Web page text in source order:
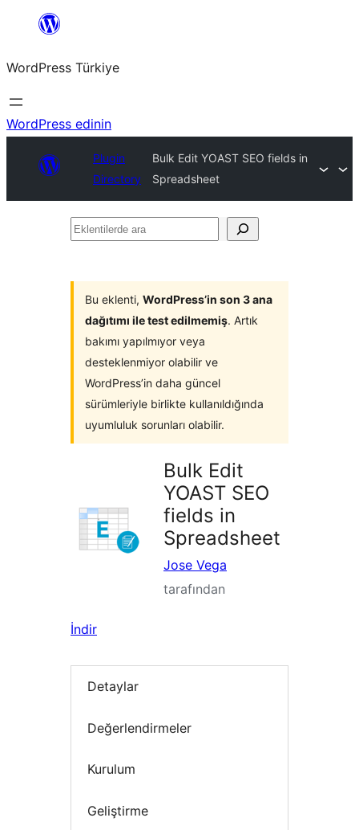
İçeriğe
WordPress Türkiye
WordPress edinin
Plugin
Directory
Bulk Edit YOAST SEO fields in
Spreadsheet
Eklentilerde
Bu eklenti, WordPress’in son 3 ana
dağıtımı ile test edilmemiş. Artık
bakımı yapılmıyor veya
desteklenmiyor olabilir ve
WordPress’in daha güncel
sürümleriyle birlikte kullanıldığında
uyumluluk sorunları olabilir.
Bulk Edit
YOAST SEO
fields in
Spreadsheet
Jose Vega
tarafından
İndir
Detaylar
Değerlendirmeler
Kurulum
Geliştirme